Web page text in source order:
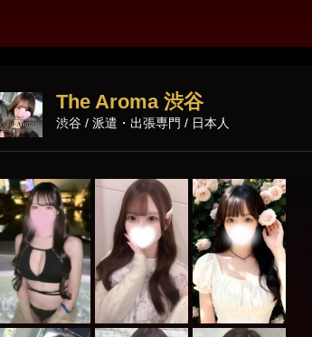
The Aroma 渋谷
渋谷 / 派遣・出張専門 / 日本人